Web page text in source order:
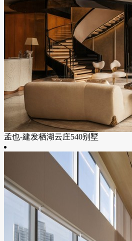
孟也-建发栖湖云庄540别墅